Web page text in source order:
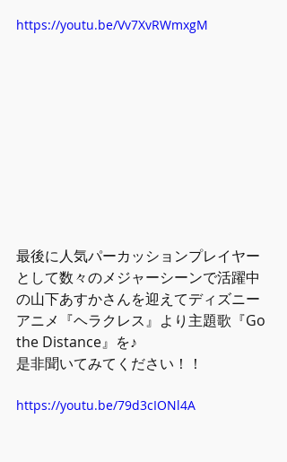
https://youtu.be/Vv7XvRWmxgM
最後に人気パーカッションプレイヤー
として数々のメジャーシーンで活躍中
の山下あすかさんを迎えてディズニー
アニメ『ヘラクレス』より主題歌『Go
the Distance』を♪
是非聞いてみてください！！
https://youtu.be/79d3cIONl4A